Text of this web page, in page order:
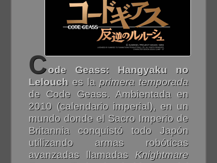
Code Geass: Hangyaku no
Lelouch es la primera temporada
de Code Geass. Ambientada en
2010 (calendario imperial), en un
mundo donde el Sacro Imperio de
Britannia conquistó todo Japón
utilizando armas robóticas
avanzadas llamadas Knightmare